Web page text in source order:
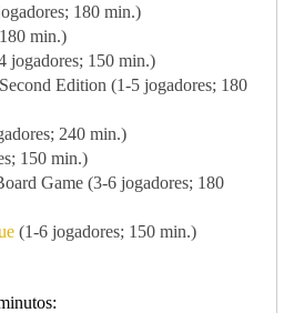
180 min.)
min.)
jogadores; 150 min.)
Edition (1-5 jogadores; 180
240 min.)
150 min.)
Game (3-6 jogadores; 180
(1-6 jogadores; 150 min.)